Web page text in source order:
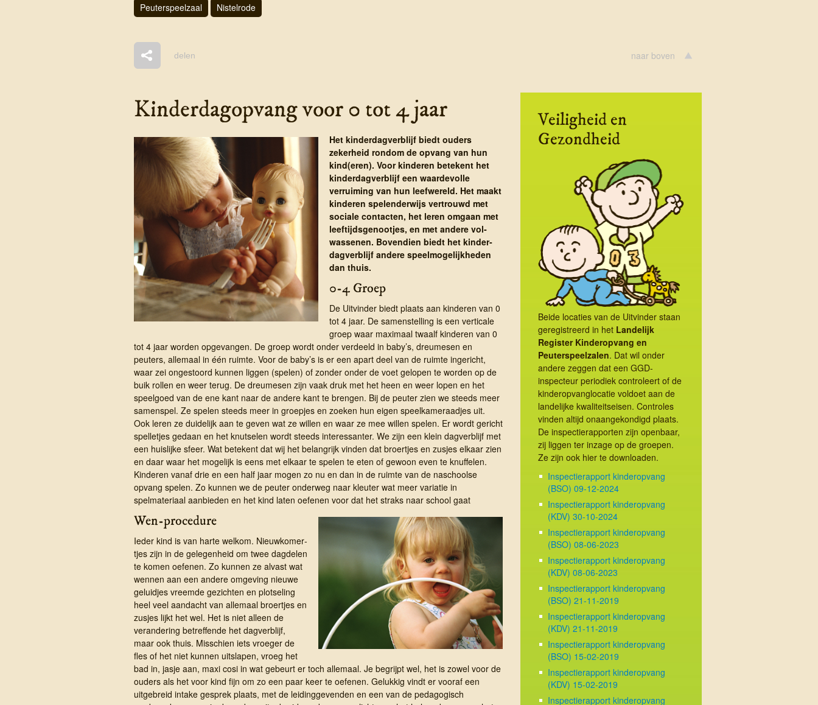
Peuterspeelzaal Nistelrode
delen naar boven
Kinderdagopvang voor 0 tot 4 jaar
Het kinderdagverblijf biedt ouders
zekerheid rondom de opvang van hun
kind(eren). Voor kinderen betekent het
kinderdagverblijf een waardevolle
verruiming van hun leefwereld. Het maakt
kinderen spelenderwijs vertrouwd met
sociale contacten, het leren omgaan met
leeftijdsgenootjes, en met andere vol­
wassenen. Bovendien biedt het kinder­
dag­ver­blijf andere speel­mogelijk­heden
dan thuis.
0-4 Groep
De Uitvinder biedt plaats aan kinderen van 0
tot 4 jaar. De samenstelling is een verticale
groep waar maximaal twaalf kinderen van 0
tot 4 jaar worden opgevangen. De groep wordt onder verdeeld in baby’s, dreumesen en
peuters, allemaal in één ruimte. Voor de baby’s is er een apart deel van de ruimte ingericht,
waar zei ongestoord kunnen liggen (spelen) of zonder onder de voet gelopen te worden op de
buik rollen en weer terug. De dreumesen zijn vaak druk met het heen en weer lopen en het
speelgoed van de ene kant naar de andere kant te brengen. Bij de peuter zien we steeds meer
samenspel. Ze spelen steeds meer in groepjes en zoeken hun eigen speelkameraadjes uit.
Ook leren ze duidelijk aan te geven wat ze willen en waar ze mee willen spelen. Er wordt gericht
spelletjes gedaan en het knutselen wordt steeds interessanter. We zijn een klein dagverblijf met
een huislijke sfeer. Wat betekent dat wij het belangrijk vinden dat broertjes en zusjes elkaar zien
en daar waar het mogelijk is eens met elkaar te spelen te eten of gewoon even te knuffelen.
Kinderen vanaf drie en een half jaar mogen zo nu en dan in de ruimte van de naschoolse
opvang spelen. Zo kunnen we de peuter onderweg naar kleuter wat meer variatie in
spelmateriaal aanbieden en het kind laten oefenen voor dat het straks naar school gaat
Wen-procedure
Ieder kind is van harte welkom. Nieuw­ko­mer­
tjes zijn in de ge­legen­heid om twee dag­delen
te komen oefenen. Zo kunnen ze alvast wat
wennen aan een andere omgeving nieuwe
geluidjes vreemde gezichten en plotseling
heel veel aandacht van allemaal broertjes en
zusjes lijkt het wel. Het is niet alleen de
verandering betreffende het dagverblijf,
maar ook thuis. Misschien iets vroeger de
fles of het niet kunnen uitslapen, vroeg het
bad in, jasje aan, maxi cosi in wat gebeurt er toch allemaal. Je begrijpt wel, het is zowel voor de
ouders als het voor kind fijn om zo een paar keer te oefenen. Gelukkig vindt er vooraf een
uitgebreid intake gesprek plaats, met de leidinggevenden en een van de pedagogisch
Veiligheid en
Gezondheid
Beide locaties van de Uitvinder staan
geregistreerd in het Landelijk
Register Kinder­opvang en
Peuterspeel­zalen. Dat wil onder
andere zeggen dat een GGD-
inspecteur periodiek controleert of de
kinderopvanglocatie voldoet aan de
landelijke kwaliteitseisen. Controles
vinden altijd onaange­kon­digd plaats.
De inspectie­rapporten zijn openbaar,
zij liggen ter inzage op de groepen.
Ze zijn ook hier te downloaden.
Inspectierapport kinderopvang
(BSO) 09-12-2024
Inspectierapport kinderopvang
(KDV) 30-10-2024
Inspectierapport kinderopvang
(BSO) 08-06-2023
Inspectierapport kinderopvang
(KDV) 08-06-2023
Inspectierapport kinderopvang
(BSO) 21-11-2019
Inspectierapport kinderopvang
(KDV) 21-11-2019
Inspectierapport kinderopvang
(BSO) 15-02-2019
Inspectierapport kinderopvang
(KDV) 15-02-2019
Inspectierapport kinderopvang